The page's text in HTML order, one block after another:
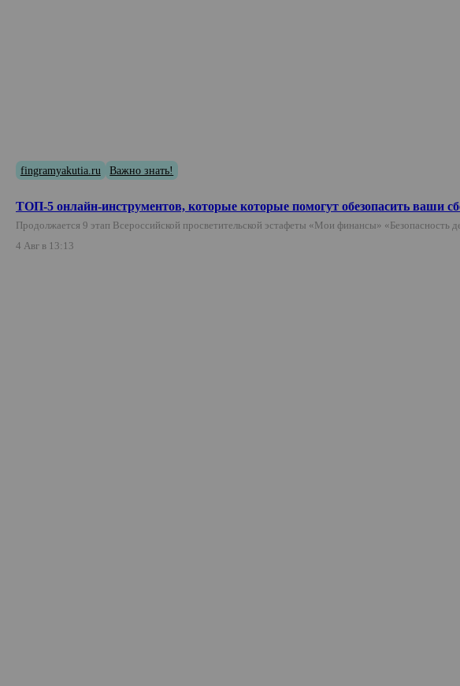
fingramyakutia.ru Важно знать!
ТОП-5 онлайн-инструментов, которые которые помогут обезопасить ваши
Продолжается 9 этап Всероссийской просветительской эстафеты «Мои финансы»
4 Авг в 13:13